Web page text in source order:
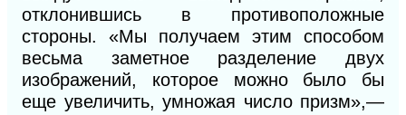
отклонившись в противоположные
стороны. «Мы получаем этим способом
весьма заметное разделение двух
изображений, которое можно было бы
еще увеличить, умножая число призм»,—